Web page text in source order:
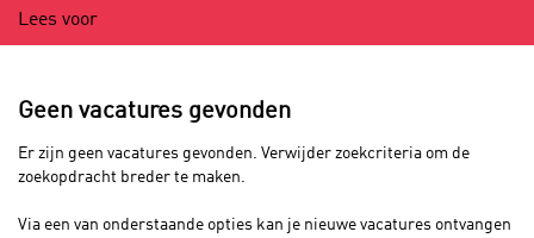
Lees voor
Geen vacatures gevonden
Er zijn geen vacatures gevonden. Verwijder zoekcriteria om de
zoekopdracht breder te maken.
Via een van onderstaande opties kan je nieuwe vacatures ontvangen